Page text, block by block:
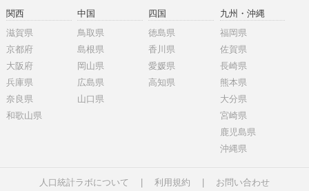
関西
滋賀県
京都府
大阪府
兵庫県
奈良県
和歌山県
中国
鳥取県
島根県
岡山県
広島県
山口県
四国
徳島県
香川県
愛媛県
高知県
九州・沖縄
福岡県
佐賀県
長崎県
熊本県
大分県
宮崎県
鹿児島県
沖縄県
人口統計ラボについて 利用規約 お問い合わせ